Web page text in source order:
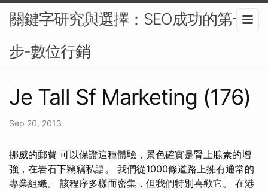
關鍵字研究與選擇：SEO成功的第一
步-數位行銷
Je Tall Sf Marketing (176)
Sep 20, 2013
挪威的郵費 可以保證這種體驗，景色確實是腎上腺素的增
強，在岩石下竊竊私語。 我們從1000條道路上擁有通常的
專業組織。 該程序多樣而密集，但我們特別喜歡它。 在港